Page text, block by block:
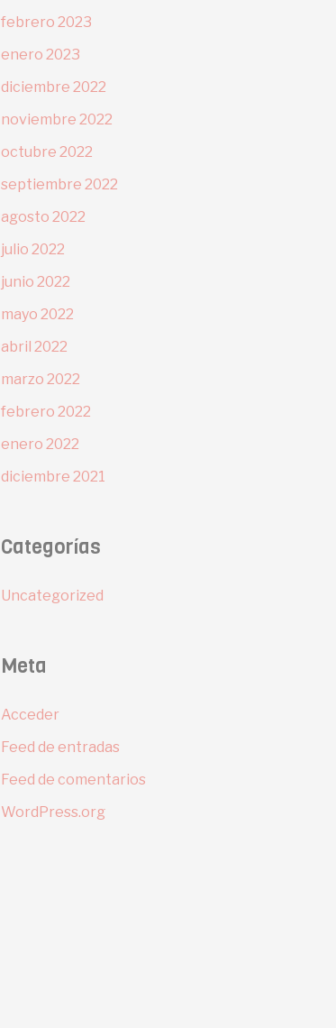
febrero 2023
enero 2023
diciembre 2022
noviembre 2022
octubre 2022
septiembre 2022
agosto 2022
julio 2022
junio 2022
mayo 2022
abril 2022
marzo 2022
febrero 2022
enero 2022
diciembre 2021
Categorías
Uncategorized
Meta
Acceder
Feed de entradas
Feed de comentarios
WordPress.org